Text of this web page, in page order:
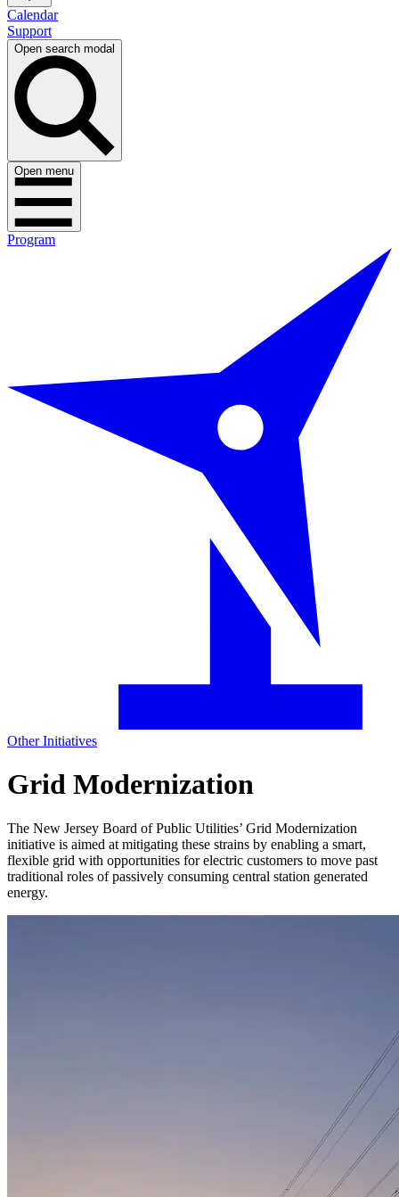
Calendar​​​​‌ ‍ ​‍​‍‌‍ ‌ ​‍‌‍‍‌‌‍‌ ‌‍‍‌‌‍ ‍​‍​‍​ ‍‍​‍​‍‌ ​ ‌‍​‌‌‍ ‍‌‍‍‌‌ ‌​‌ ‍‌​‍ ‍‌‍‍‌‌‍ ​‍​‍​‍ ​​‍​‍‌‍‍​‌ ​‍‌‍‌‌‌‍‌‍​‍​‍​ ‍‍​‍​‍‌‍‍​‌ ‌​‌ ‌​‌ ​​​ ‍‍​‍ ​‍ ‌‍ ​‌‍ ‌‍​ ‌‍​‌‌‍ ​‌‍‍​‌‍ ‌ ​ ‌ ‌​​ ‍‍​ ​ ​ ​ ​ ​ ​ ​ ​‍ ‌‍‍‌‌‍ ‍‌ ‌​‌‍‌‌‌‍ ‍‌ ‌​​‍ ‌‍‌‌‌‍‌​‌‍‍‌‌ ‌​​‍ ‌‍ ‌‌‍ ‌‍‌​‌‍‌‌​ ‌‌ ​​‌ ​‍‌‍‌‌‌ ​ ‌‍‌‌‌‍ ‍‌ ‌​‌‍​‌‌ ‌​‌‍‍‌‌‍ ‌‍ ‍​ ‍ ‌‍‍‌‌‍‌​​ ‌‌ ​ ‌‍‍‌‌ ‌​‌‍‌‌‌​‍​‌‍‌‌‌‍​‌‌‍‌​‌‍‌‌‌ ​‍​ ‍ ‌ ‌​‌ ‍‌‌ ​​‌‍‌‌​ ‌‌‍‍​‌‍‌‌‌‍​‌‌‍‌​‌‍‌‌‌ ​‍​ ‍ ‌ ​​‌‍​‌‌ ‌​‌‍‍​​ ‌‌ ​‍‌‍‍‌‌‍‌ ‌‍‍​‌ ‌​‌​ ‌‌‍‌‌‌‍ ‍‌ ‌‌‌ ​ ​‍‌‌​ ‌‌‌​​‍‌‌ ‌‍‍ ‌‍‌‌‌ ‍‌​‍‌‌​ ​ ‌​‌​​‍‌‌​ ​ ‌​‌​​‍‌‌​ ​‍​ ​‍​ ‍​​ ​‌​ ​‍​ ‌ ​ ​​​ ​‍​ ​‍‌‍‌‍​ ‌​​ ‍​​ ​‍​ ​​​‍‌‌​ ​‍​ ​‍​‍‌‌​ ‌‌‌​‌​​‍ ‍‌ ‌​‌‍‌‌‌ ‍​‌ ‌​​ ‌‍​‍‌‍​‌‌ ​ ‌‍‌‌‌‌‌‌‌ ​‍‌‍ ​​ ‌‌‍‍​‌ ‌​‌ ‌​‌ ​​​‍‌‌​ ​ ‌​​‌​‍‌‌​ ​‍‌​‌‍​‍‌‌​ ​‍‌​‌‍‌‍ ​‌‍ ‌‍​ ‌‍​‌‌‍ ​‌‍‍​‌‍ ‌ ​ ‌ ‌​​‍‌‌​ ​ ‌​​‌​ ​ ​ ​ ​ ​ ​ ​ ​‍‌‍‌‍‍‌‌‍‌​​ ‌‌ ​ ‌‍‍‌‌ ‌​‌‍‌‌‌​‍​‌‍‌‌‌‍​‌‌‍‌​‌‍‌‌‌ ​‍​‍‌‍‌ ‌​‌ ‍‌‌ ​​‌‍‌‌​ ‌‌‍‍​‌‍‌‌‌‍​‌‌‍‌​‌‍‌‌‌ ​‍​‍‌‍‌ ​​‌‍​‌‌ ‌​‌‍‍​​ ‌‌ ​‍‌‍‍‌‌‍‌ ‌‍‍​‌ ‌​‌​ ‌‌‍‌‌‌‍ ‍‌ ‌‌‌ ​ ​‍‌‌​ ‌‌‌​​‍‌‌ ‌‍‍ ‌‍‌‌‌ ‍‌​‍‌‌​ ​ ‌​‌​​‍‌‌​ ​ ‌​‌​​‍‌‌​ ​‍​ ​‍​ ‍​​ ​‌​ ​‍​ ‌ ​ ​​​ ​‍​ ​‍‌‍‌‍​ ‌​​ ‍​​ ​‍​ ​​​‍‌‌​ ​‍​ ​‍​‍‌‌​ ‌‌‌​‌​​‍ ‍‌ ‌​‌‍‌‌‌ ‍​‌ ‌​​‍‌‍‌ ​​‌‍‌‌‌ ​‍‌ ​ ‌ ​​‌‍‌‌‌‍​ ‌ ‌​‌‍‍‌‌ ‌‍‌‍‌‌​ ‌‌ ​​‌ ‌‌‌‍​‍‌‍ ​‌‍‍‌‌ ​ ‌‍‍​‌‍‌‌‌‍‌​​‍​‍‌ ‌
Support​​​​‌ ‍ ​‍​‍‌‍ ‌ ​‍‌‍‍‌‌‍‌ ‌‍‍‌‌‍ ‍​‍​‍​ ‍‍​‍​‍‌ ​ ‌‍​‌‌‍ ‍‌‍‍‌‌ ‌​‌ ‍‌​‍ ‍‌‍‍‌‌‍ ​‍​‍​‍ ​​‍​‍‌‍‍​‌ ​‍‌‍‌‌‌‍‌‍​‍​‍​ ‍‍​‍​‍‌‍‍​‌ ‌​‌ ‌​‌ ​​​ ‍‍​‍ ​‍ ‌‍ ​‌‍ ‌‍​ ‌‍​‌‌‍ ​‌‍‍​‌‍ ‌ ​ ‌ ‌​​ ‍‍​ ​ ​ ​ ​ ​ ​ ​ ​‍ ‌‍‍‌‌‍ ‍‌ ‌​‌‍‌‌‌‍ ‍‌ ‌​​‍ ‌‍‌‌‌‍‌​‌‍‍‌‌ ‌​​‍ ‌‍ ‌‌‍ ‌‍‌​‌‍‌‌​ ‌‌ ​​‌ ​‍‌‍‌‌‌ ​ ‌‍‌‌‌‍ ‍‌ ‌​‌‍​‌‌ ‌​‌‍‍‌‌‍ ‌‍ ‍​ ‍ ‌‍‍‌‌‍‌​​ ‌‌ ​ ‌‍‍‌‌ ‌​‌‍‌‌‌​‍​‌‍‌‌‌‍​‌‌‍‌​‌‍‌‌‌ ​‍​ ‍ ‌ ‌​‌ ‍‌‌ ​​‌‍‌‌​ ‌‌‍‍​‌‍‌‌‌‍​‌‌‍‌​‌‍‌‌‌ ​‍​ ‍ ‌ ​​‌‍​‌‌ ‌​‌‍‍​​ ‌‌ ​‍‌‍‍‌‌‍‌ ‌‍‍​‌ ‌​‌​ ‌‌‍‌‌‌‍ ‍‌ ‌‌‌ ​ ​‍‌‌​ ‌‌‌​​‍‌‌ ‌‍‍ ‌‍‌‌‌ ‍‌​‍‌‌​ ​ ‌​‌​​‍‌‌​ ​ ‌​‌​​‍‌‌​ ​‍​ ​‍​ ‍​​ ​‍​ ‌ ‌‍‌‌​ ​‌‌‍​‍‌‍‌​​ ‍‌​ ‌​‌‍​ ​ ‌ ​ ‌ ​‍‌‌​ ​‍​ ​‍​‍‌‌​ ‌‌‌​‌​​‍ ‍‌ ‌​‌‍‌‌‌ ‍​‌ ‌​​ ‌‍​‍‌‍​‌‌ ​ ‌‍‌‌‌‌‌‌‌ ​‍‌‍ ​​ ‌‌‍‍​‌ ‌​‌ ‌​‌ ​​​‍‌‌​ ​ ‌​​‌​‍‌‌​ ​‍‌​‌‍​‍‌‌​ ​‍‌​‌‍‌‍ ​‌‍ ‌‍​ ‌‍​‌‌‍ ​‌‍‍​‌‍ ‌ ​ ‌ ‌​​‍‌‌​ ​ ‌​​‌​ ​ ​ ​ ​ ​ ​ ​ ​‍‌‍‌‍‍‌‌‍‌​​ ‌‌ ​ ‌‍‍‌‌ ‌​‌‍‌‌‌​‍​‌‍‌‌‌‍​‌‌‍‌​‌‍‌‌‌ ​‍​‍‌‍‌ ‌​‌ ‍‌‌ ​​‌‍‌‌​ ‌‌‍‍​‌‍‌‌‌‍​‌‌‍‌​‌‍‌‌‌ ​‍​‍‌‍‌ ​​‌‍​‌‌ ‌​‌‍‍​​ ‌‌ ​‍‌‍‍‌‌‍‌ ‌‍‍​‌ ‌​‌​ ‌‌‍‌‌‌‍ ‍‌ ‌‌‌ ​ ​‍‌‌​ ‌‌‌​​‍‌‌ ‌‍‍ ‌‍‌‌‌ ‍‌​‍‌‌​ ​ ‌​‌​​‍‌‌​ ​ ‌​‌​​‍‌‌​ ​‍​ ​‍​ ‍​​ ​‍​ ‌ ‌‍‌‌​ ​‌‌‍​‍‌‍‌​​ ‍‌​ ‌​‌‍​ ​ ‌ ​ ‌ ​‍‌‌​ ​‍​ ​‍​‍‌‌​ ‌‌‌​‌​​‍ ‍‌ ‌​‌‍‌‌‌ ‍​‌ ‌​​‍‌‍‌ ​​‌‍‌‌‌ ​‍‌ ​ ‌ ​​‌‍‌‌‌‍​ ‌ ‌​‌‍‍‌‌ ‌‍‌‍‌‌​ ‌‌ ​​‌ ‌‌‌‍​‍‌‍ ​‌‍‍‌‌ ​ ‌‍‍​‌‍‌‌‌‍‌​​‍​‍‌ ‌
Open search modal
Open menu
Program
Other Initiatives​​​​‌ ‍ ​‍​‍‌‍ ‌ ​‍‌‍‍‌‌‍‌ ‌‍‍‌‌‍ ‍​‍​‍​ ‍‍​‍​‍‌ ​ ‌‍​‌‌‍ ‍‌‍‍‌‌ ‌​‌ ‍‌​‍ ‍‌‍‍‌‌‍ ​‍​‍​‍ ​​‍​‍‌‍‍​‌ ​‍‌‍‌‌‌‍‌‍​‍​‍​ ‍‍​‍​‍‌‍‍​‌ ‌​‌ ‌​‌ ​​​ ‍‍​‍ ​‍ ‌‍ ​‌‍ ‌‍​ ‌‍​‌‌‍ ​‌‍‍​‌‍ ‌ ​ ‌ ‌​​ ‍‍​ ​ ​ ​ ​ ​ ​ ​ ​‍ ‌‍‍‌‌‍ ‍‌ ‌​‌‍‌‌‌‍ ‍‌ ‌​​‍ ‌‍‌‌‌‍‌​‌‍‍‌‌ ‌​​‍ ‌‍ ‌‌‍ ‌‍‌​‌‍‌‌​ ‌‌ ​​‌ ​‍‌‍‌‌‌ ​ ‌‍‌‌‌‍ ‍‌ ‌​‌‍​‌‌ ‌​‌‍‍‌‌‍ ‌‍ ‍​ ‍ ‌‍‍‌‌‍‌​​ ‌​ ‌ ​ ‍​​ ‍‌​ ​ ​ ​ ​ ‍​‌‍​‌​ ‌‌​‍ ‌​ ‌​​ ‌ ​ ​​‌‍‌‌​‍ ‌​ ‌​‌‍​ ​ ‍‌​ ‌ ​‍ ‌​ ‍​​ ​ ‌‍​‍‌‍‌‌​‍ ‌‌‍​‌​ ​​​ ‍​‌‍‌​​ ​‍​ ‌ ​ ‍​​ ‌‌​ ‍​​ ‍​​ ‍​‌‍‌​​ ‍ ‌ ‌​‌ ‍‌‌ ​​‌‍‌‌​ ‌‌ ‌​‌‍‌‌‌‍​ ‌‍‍​‌‍ ‍‌‍ ‌‍ ​‌‍ ‌‍‌ ‌ ‍‌​ ‍ ‌ ​​‌‍​‌‌ ‌​‌‍‍​​ ‌‌ ‌​‌‍‍‌‌ ‌​‌‍ ​‌‍‌‌​ ‌‍​‍‌‍​‌‌ ​ ‌‍‌‌‌‌‌‌‌ ​‍‌‍ ​​ ‌‌‍‍​‌ ‌​‌ ‌​‌ ​​​‍‌‌​ ​ ‌​​‌​‍‌‌​ ​‍‌​‌‍​‍‌‌​ ​‍‌​‌‍‌‍ ​‌‍ ‌‍​ ‌‍​‌‌‍ ​‌‍‍​‌‍ ‌ ​ ‌ ‌​​‍‌‌​ ​ ‌​​‌​ ​ ​ ​ ​ ​ ​ ​ ​‍‌‍‌‍‍‌‌‍‌​​ ‌​ ‌ ​ ‍​​ ‍‌​ ​ ​ ​ ​ ‍​‌‍​‌​ ‌‌​‍ ‌​ ‌​​ ‌ ​ ​​‌‍‌‌​‍ ‌​ ‌​‌‍​ ​ ‍‌​ ‌ ​‍ ‌​ ‍​​ ​ ‌‍​‍‌‍‌‌​‍ ‌‌‍​‌​ ​​​ ‍​‌‍‌​​ ​‍​ ‌ ​ ‍​​ ‌‌​ ‍​​ ‍​​ ‍​‌‍‌​​‍‌‍‌ ‌​‌ ‍‌‌ ​​‌‍‌‌​ ‌‌ ‌​‌‍‌‌‌‍​ ‌‍‍​‌‍ ‍‌‍ ‌‍ ​‌‍ ‌‍‌ ‌ ‍‌​‍‌‍‌ ​​‌‍​‌‌ ‌​‌‍‍​​ ‌‌ ‌​‌‍‍‌‌ ‌​‌‍ ​‌‍‌‌​‍‌‍‌ ​​‌‍‌‌‌ ​‍‌ ​ ‌ ​​‌‍‌‌‌‍​ ‌ ‌​‌‍‍‌‌ ‌‍‌‍‌‌​ ‌‌ ​​‌ ‌‌‌‍​‍‌‍ ​‌‍‍‌‌ ​ ‌‍‍​‌‍‌‌‌‍‌​​‍​‍‌ ‌
Grid Modernization
The New Jersey Board of Public Utilities’ Grid Modernization
initiative is aimed at mitigating these strains by enabling a smart,
flexible grid with opportunities for electric customers to move past
traditional roles of passively consuming central station generated
energy.​​​​‌ ‍ ​‍​‍‌‍ ‌ ​‍‌‍‍‌‌‍‌ ‌‍‍‌‌‍ ‍​‍​‍​ ‍‍​‍​‍‌ ​ ‌‍​‌‌‍ ‍‌‍‍‌‌ ‌​‌ ‍‌​‍ ‍‌‍‍‌‌‍ ​‍​‍​‍ ​​‍​‍‌‍‍​‌ ​‍‌‍‌‌‌‍‌‍​‍​‍​ ‍‍​‍​‍‌‍‍​‌ ‌​‌ ‌​‌ ​​​ ‍‍​‍ ​‍ ‌‍ ​‌‍ ‌‍​ ‌‍​‌‌‍ ​‌‍‍​‌‍ ‌ ​ ‌ ‌​​ ‍‍​ ​ ​ ​ ​ ​ ​ ​ ​‍ ‌‍‍‌‌‍ ‍‌ ‌​‌‍‌‌‌‍ ‍‌ ‌​​‍ ‌‍‌‌‌‍‌​‌‍‍‌‌ ‌​​‍ ‌‍ ‌‌‍ ‌‍‌​‌‍‌‌​ ‌‌ ​​‌ ​‍‌‍‌‌‌ ​ ‌‍‌‌‌‍ ‍‌ ‌​‌‍​‌‌ ‌​‌‍‍‌‌‍ ‌‍ ‍​ ‍ ‌‍‍‌‌‍‌​​ ‌​ ‌​‌‍‌‍​ ‌‍​ ‍‌​ ‌‌​ ​‌​ ‍​‌‍‌‍​‍ ‌​ ​ ​ ‌‍​ ​​​ ​ ​‍ ‌​ ‌​​ ‍​‌‍‌​​ ‌‍​‍ ‌​ ‍​‌‍​‍‌‍‌‍​ ‍​​‍ ‌​ ‍​​ ​​​ ​ ​ ‌‌​ ‌ ‌‍‌​​ ​​‌‍​‌​ ‌​​ ‍‌‌‍‌‍​ ‌‌​ ‍ ‌ ‌​‌ ‍‌‌ ​​‌‍‌‌​ ‌‌ ​​‌ ​‍‌‍ ‌‍‌ ‌ ​‍‌‍​‌‌‍ ‌​ ‍ ‌ ​​‌‍​‌‌ ‌​‌‍‍​​ ‌‌‍‍​‌‍‌‌‌ ​‍‌‍ ​‍ ‍‌‍​ ‌‍ ‌‍ ‍‌ ‌​‌‍‌‌‌‍ ‍‌ ‌​​‍‌‌​ ‌‌‌​​‍‌‌ ‌‍‍ ‌‍‌‌‌ ‍‌​‍‌‌​ ​ ‌​‌​​‍‌‌​ ​ ‌​‌​​‍‌‌​ ​‍​ ​‍‌‍​‍​ ‍‌​ ​​​ ​ ‌‍‌‌‌‍‌​​ ‌​​ ​‌​ ‍​‌‍‌​​ ​​​ ​‌​‍‌‌​ ​‍​ ​‍​‍‌‌​ ‌‌‌​‌​​‍ ‍‌‍​ ‌‍‍​‌‍‍‌‌‍ ​‌‍‌​‌ ​‍‌‍‌‌‌‍ ‍​‍‌‌​ ‌‌‌​​‍‌‌ ‌‍‍ ‌‍‌‌‌ ‍‌​‍‌‌​ ​ ‌​‌​​‍‌‌​ ​ ‌​‌​​‍‌‌​ ​‍​ ​‍‌‍‌‌​ ​ ​ ‌​‌‍​‌​ ​‌‌‍‌‌‌‍‌​‌‍‌​​ ‌‌‌‍‌‌​ ​‌​ ‌‍​‍‌‌​ ​‍​ ​‍​‍‌‌​ ‌‌‌​‌​​‍ ‍‌ ‌​‌‍‌‌‌ ‍​‌ ‌​​ ‌‍​‍‌‍​‌‌ ​ ‌‍‌‌‌‌‌‌‌ ​‍‌‍ ​​ ‌‌‍‍​‌ ‌​‌ ‌​‌ ​​​‍‌‌​ ​ ‌​​‌​‍‌‌​ ​‍‌​‌‍​‍‌‌​ ​‍‌​‌‍‌‍ ​‌‍ ‌‍​ ‌‍​‌‌‍ ​‌‍‍​‌‍ ‌ ​ ‌ ‌​​‍‌‌​ ​ ‌​​‌​ ​ ​ ​ ​ ​ ​ ​ ​‍‌‍‌‍‍‌‌‍‌​​ ‌​ ‌​‌‍‌‍​ ‌‍​ ‍‌​ ‌‌​ ​‌​ ‍​‌‍‌‍​‍ ‌​ ​ ​ ‌‍​ ​​​ ​ ​‍ ‌​ ‌​​ ‍​‌‍‌​​ ‌‍​‍ ‌​ ‍​‌‍​‍‌‍‌‍​ ‍​​‍ ‌​ ‍​​ ​​​ ​ ​ ‌‌​ ‌ ‌‍‌​​ ​​‌‍​‌​ ‌​​ ‍‌‌‍‌‍​ ‌‌​‍‌‍‌ ‌​‌ ‍‌‌ ​​‌‍‌‌​ ‌‌ ​​‌ ​‍‌‍ ‌‍‌ ‌ ​‍‌‍​‌‌‍ ‌​‍‌‍‌ ​​‌‍​‌‌ ‌​‌‍‍​​ ‌‌‍‍​‌‍‌‌‌ ​‍‌‍ ​‍ ‍‌‍​ ‌‍ ‌‍ ‍‌ ‌​‌‍‌‌‌‍ ‍‌ ‌​​‍‌‌​ ‌‌‌​​‍‌‌ ‌‍‍ ‌‍‌‌‌ ‍‌​‍‌‌​ ​ ‌​‌​​‍‌‌​ ​ ‌​‌​​‍‌‌​ ​‍​ ​‍‌‍​‍​ ‍‌​ ​​​ ​ ‌‍‌‌‌‍‌​​ ‌​​ ​‌​ ‍​‌‍‌​​ ​​​ ​‌​‍‌‌​ ​‍​ ​‍​‍‌‌​ ‌‌‌​‌​​‍ ‍‌‍​ ‌‍‍​‌‍‍‌‌‍ ​‌‍‌​‌ ​‍‌‍‌‌‌‍ ‍​‍‌‌​ ‌‌‌​​‍‌‌ ‌‍‍ ‌‍‌‌‌ ‍‌​‍‌‌​ ​ ‌​‌​​‍‌‌​ ​ ‌​‌​​‍‌‌​ ​‍​ ​‍‌‍‌‌​ ​ ​ ‌​‌‍​‌​ ​‌‌‍‌‌‌‍‌​‌‍‌​​ ‌‌‌‍‌‌​ ​‌​ ‌‍​‍‌‌​ ​‍​ ​‍​‍‌‌​ ‌‌‌​‌​​‍ ‍‌ ‌​‌‍‌‌‌ ‍​‌ ‌​​‍‌‍‌ ​​‌‍‌‌‌ ​‍‌ ​ ‌ ​​‌‍‌‌‌‍​ ‌ ‌​‌‍‍‌‌ ‌‍‌‍‌‌​ ‌‌ ​​‌ ‌‌‌‍​‍‌‍ ​‌‍‍‌‌ ​ ‌‍‍​‌‍‌‌‌‍‌​​‍​‍‌ ‌